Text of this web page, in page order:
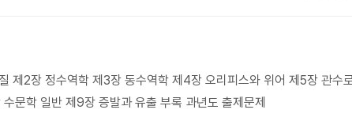
제2장 정수역학 제3장 동수역학 제4장 오리피스와 위어 제5장 관수
문학 일반 제9장 증발과 유출 부록 과년도 출제문제